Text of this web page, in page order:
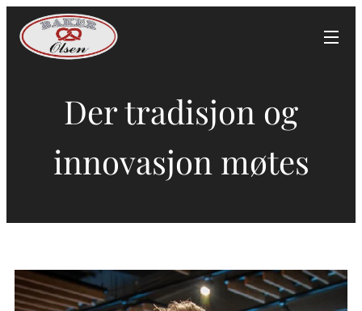
Der tradisjon og
innovasjon møtes